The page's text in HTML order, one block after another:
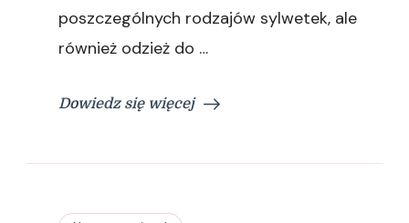
poszczególnych rodzajów sylwetek, ale
również odzież do …
Dowiedz się więcej